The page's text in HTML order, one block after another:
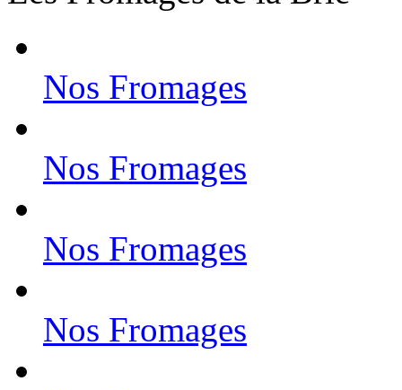
Nos Fromages
Nos Fromages
Nos Fromages
Nos Fromages